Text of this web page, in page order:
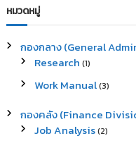
r
c
f
หมวดหมู่
กองกลาง (General
Research (1)
Work Manual(3)
กองคลัง (Finance
Job Analysis(2)